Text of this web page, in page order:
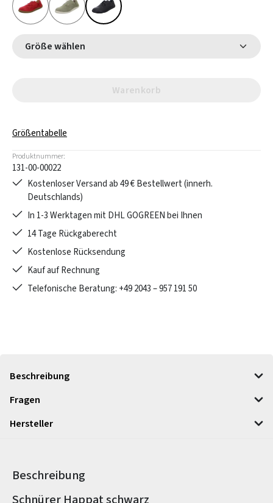
Größe wählen
Warenkorb
Größentabelle
Produktnummer:
131-00-00022
Kostenloser Versand ab 49 € Bestellwert (innerh.
Deutschlands)
In 1-3 Werktagen mit DHL GOGREEN bei Ihnen
14 Tage Rückgaberecht
Kostenlose Rücksendung
Kauf auf Rechnung
Telefonische Beratung: +49 2043 – 957 191 50
Beschreibung
Fragen
Hersteller
Beschreibung
Produktinformationen